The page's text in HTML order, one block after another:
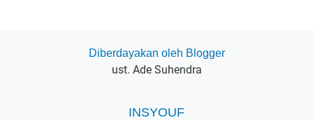
Diberdayakan oleh Blogger
ust. Ade Suhendra
INSYOUF